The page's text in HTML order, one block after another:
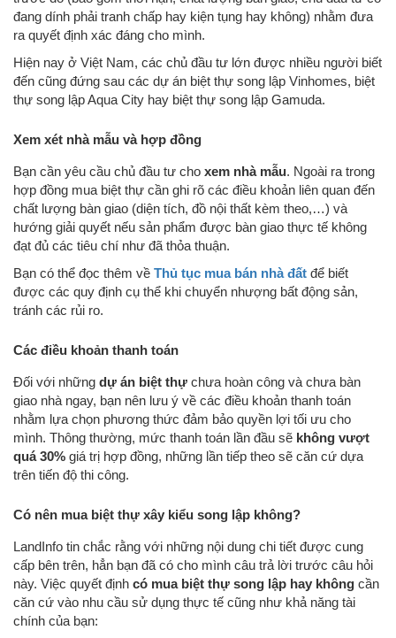
đang dính phải tranh chấp hay kiện tụng hay không) nhằm đưa
ra quyết định xác đáng cho mình.
Hiện nay ở Việt Nam, các chủ đầu tư lớn được nhiều người biết
đến cũng đứng sau các dự án biệt thự song lập Vinhomes, biệt
thự song lập Aqua City hay biệt thự song lập Gamuda.
Xem xét nhà mẫu và hợp đồng
Bạn cần yêu cầu chủ đầu tư cho xem nhà mẫu. Ngoài ra trong
hợp đồng mua biệt thự cần ghi rõ các điều khoản liên quan đến
chất lượng bàn giao (diện tích, đồ nội thất kèm theo,…) và
hướng giải quyết nếu sản phẩm được bàn giao thực tế không
đạt đủ các tiêu chí như đã thỏa thuận.
Bạn có thể đọc thêm về Thủ tục mua bán nhà đất để biết
được các quy định cụ thể khi chuyển nhượng bất động sản,
tránh các rủi ro.
Các điều khoản thanh toán
Đối với những dự án biệt thự chưa hoàn công và chưa bàn
giao nhà ngay, bạn nên lưu ý về các điều khoản thanh toán
nhằm lựa chọn phương thức đảm bảo quyền lợi tối ưu cho
mình. Thông thường, mức thanh toán lần đầu sẽ không vượt
quá 30% giá trị hợp đồng, những lần tiếp theo sẽ căn cứ dựa
trên tiến độ thi công.
Có nên mua biệt thự xây kiểu song lập không?
LandInfo tin chắc rằng với những nội dung chi tiết được cung
cấp bên trên, hẳn bạn đã có cho mình câu trả lời trước câu hỏi
này. Việc quyết định có mua biệt thự song lập hay không cần
căn cứ vào nhu cầu sử dụng thực tế cũng như khả năng tài
chính của bạn: